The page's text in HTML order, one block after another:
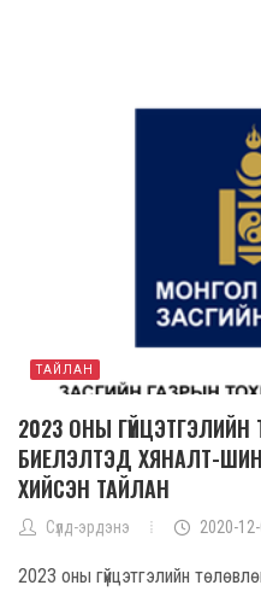
ТАЙЛАН
2023 ОНЫ
БИЕЛЭЛТЭД ХЯНАЛТ-
ХИЙСЭН ТАЙЛАН
Сүлд-эрдэнэ 2020-
2023 оны гүйцэтгэлийн